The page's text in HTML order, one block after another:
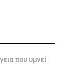
που υμνεί